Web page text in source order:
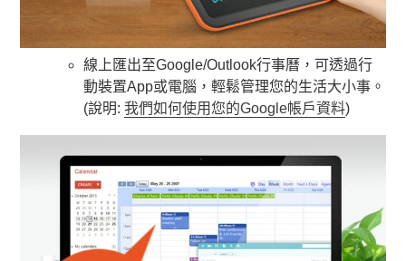
線上匯出至Google/Outlook行事曆，可透過行
動裝置App或電腦，輕鬆管理您的生活大小事。
(說明: 我們如何使用您的Google帳戶資料)